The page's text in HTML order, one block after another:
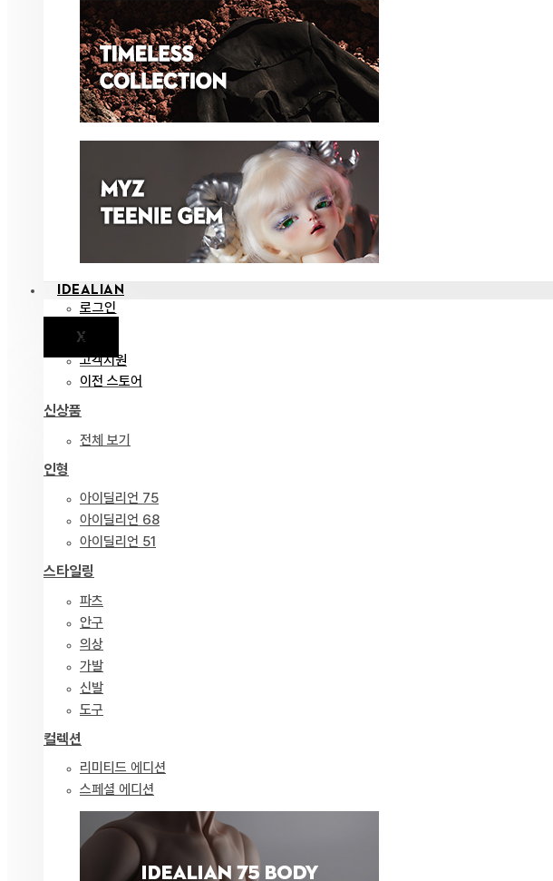
IDEALIAN
로그인
X공지
고객지원
이전 스토어
신상품
전체 보기
인형
아이딜리언 75
아이딜리언 68
아이딜리언 51
스타일링
파츠
안구
의상
가발
신발
도구
컬렉션
리미티드 에디션
스페셜 에디션